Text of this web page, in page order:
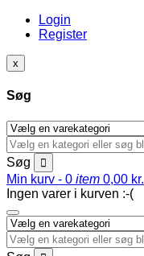
Login
Register
x
Søg
Søg
Min kurv - 0 item 0,00 kr.
Ingen varer i kurven :-(